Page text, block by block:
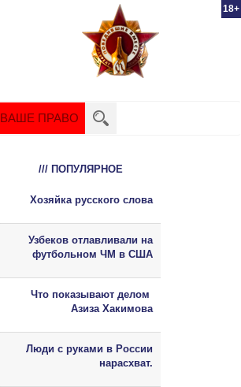
18+
ВАШЕ ПРАВО
/// ПОПУЛЯРНОЕ
Хозяйка русского слова
Узбеков отлавливали на
футбольном ЧМ в США
Что показывают делом
Азиза Хакимова
Люди с руками в России
нарасхват.